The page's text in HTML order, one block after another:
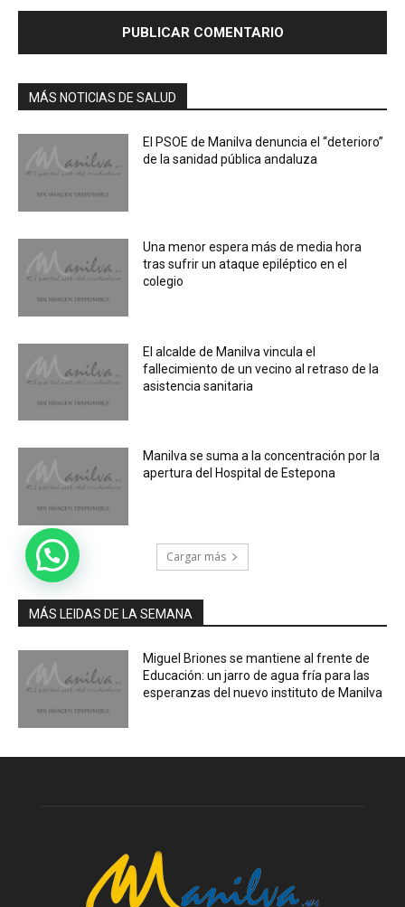
MÁS NOTICIAS DE SALUD
El PSOE de Manilva denuncia el “deterioro”
de la sanidad pública andaluza
Una menor espera más de media hora
tras sufrir un ataque epiléptico en el
colegio
El alcalde de Manilva vincula el
fallecimiento de un vecino al retraso de la
asistencia sanitaria
Manilva se suma a la concentración por la
apertura del Hospital de Estepona
Cargar más
MÁS LEIDAS DE LA SEMANA
Miguel Briones se mantiene al frente de
Educación: un jarro de agua fría para las
esperanzas del nuevo instituto de Manilva